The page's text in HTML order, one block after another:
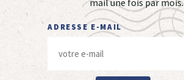
ADRESSE E-MAIL